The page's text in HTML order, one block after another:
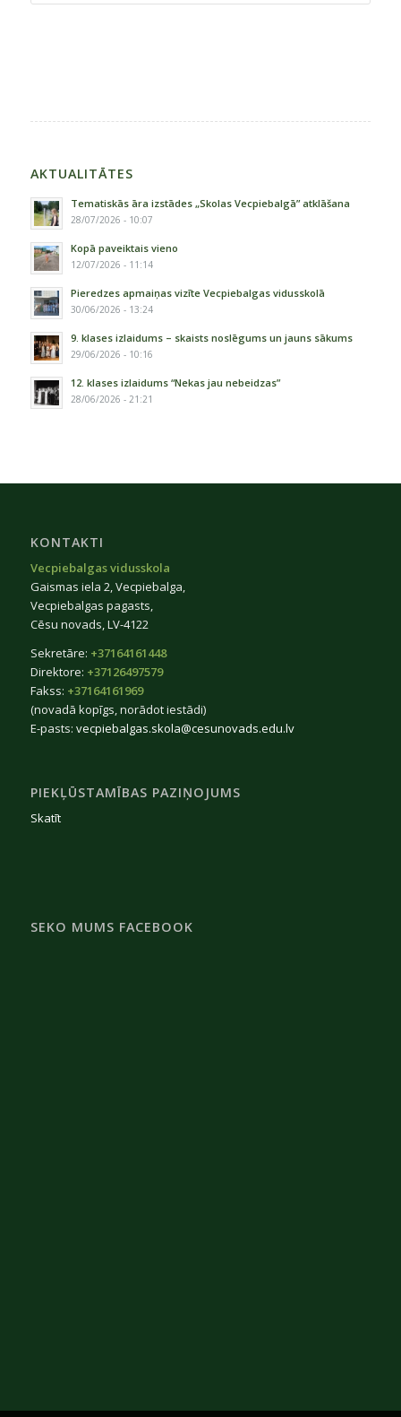
AKTUALITĀTES
Tematiskās āra izstādes „Skolas Vecpiebalgā” atklāšana
28/07/2026 - 10:07
Kopā paveiktais vieno
12/07/2026 - 11:14
Pieredzes apmaiņas vizīte Vecpiebalgas vidusskolā
30/06/2026 - 13:24
9. klases izlaidums – skaists noslēgums un jauns sākums
29/06/2026 - 10:16
12. klases izlaidums “Nekas jau nebeidzas”
28/06/2026 - 21:21
KONTAKTI
Vecpiebalgas vidusskola
Gaismas iela 2, Vecpiebalga,
Vecpiebalgas pagasts,
Cēsu novads, LV-4122
Sekretāre: +37164161448
Direktore: +37126497579
Fakss: +37164161969
(novadā kopīgs, norādot iestādi)
E-pasts: vecpiebalgas.skola@cesunovads.edu.lv
PIEKĻŪSTAMĪBAS PAZIŅOJUMS
Skatīt
SEKO MUMS FACEBOOK